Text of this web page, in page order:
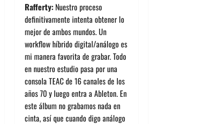
Rafferty: Nuestro proceso
definitivamente intenta obtener lo
mejor de ambos mundos. Un
workflow híbrido digital/análogo es
mi manera favorita de grabar. Todo
en nuestro estudio pasa por una
consola TEAC de 16 canales de los
años 70 y luego entra a Ableton. En
este álbum no grabamos nada en
cinta, así que cuando digo análogo